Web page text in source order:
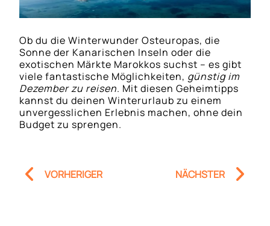
Ob du die Winterwunder Osteuropas, die
Sonne der Kanarischen Inseln oder die
exotischen Märkte Marokkos suchst – es gibt
viele fantastische Möglichkeiten, günstig im
Dezember zu reisen. Mit diesen Geheimtipps
kannst du deinen Winterurlaub zu einem
unvergesslichen Erlebnis machen, ohne dein
Budget zu sprengen.
Prev
VORHERIGER NÄCHSTER